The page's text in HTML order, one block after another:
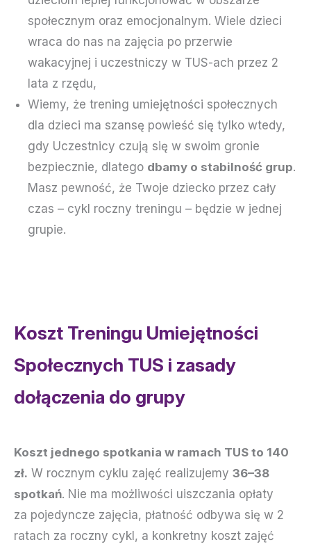
społecznym oraz emocjonalnym. Wiele dzieci
wraca do nas na zajęcia po przerwie
wakacyjnej i uczestniczy w TUS-ach przez 2
lata z rzędu,
Wiemy, że trening umiejętności społecznych
dla dzieci ma szansę powieść się tylko wtedy,
gdy Uczestnicy czują się w swoim gronie
bezpiecznie, dlatego dbamy o stabilność grup.
Masz pewność, że Twoje dziecko przez cały
czas – cykl roczny treningu – będzie w jednej
grupie.
Koszt Treningu Umiejętności
Społecznych TUS i zasady
dołączenia do grupy
Koszt jednego spotkania w ramach TUS to 140
zł. W rocznym cyklu zajęć realizujemy 36–38
spotkań. Nie ma możliwości uiszczania opłaty
za pojedyncze zajęcia, płatność odbywa się w 2
ratach za roczny cykl, a konkretny koszt zajęć